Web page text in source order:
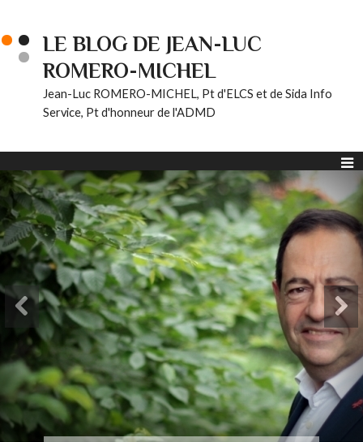
LE BLOG DE JEAN-LUC
ROMERO-MICHEL
Jean-Luc ROMERO-MICHEL, Pt d'ELCS et de Sida Info
Service, Pt d'honneur de l'ADMD